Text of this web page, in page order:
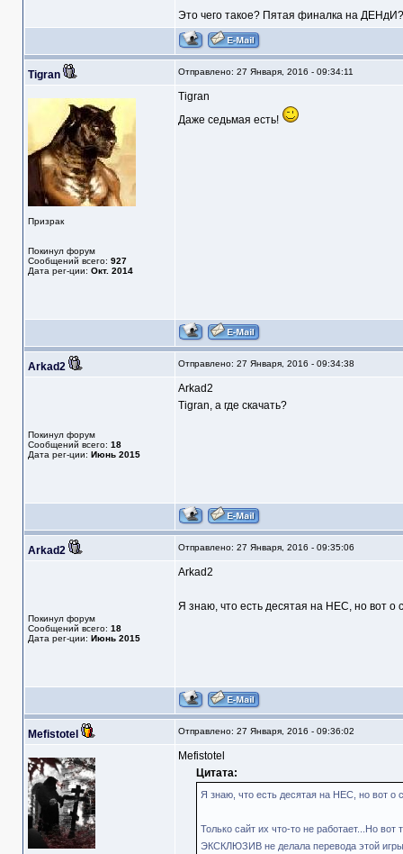
Это чего такое? Пятая финалка на
Tigran Отправлено: 27 Января, 2016 - 09:34:11
Призрак
Покинул форум
Сообщений всего: 927
Дата рег-ции: Окт. 2014
Tigran
Даже седьмая есть!
Arkad2 Отправлено: 27 Января, 2016 - 09:34:38
Покинул форум
Сообщений всего: 18
Дата рег-ции: Июнь 2015
Arkad2
Tigran, а где скачать?
Arkad2 Отправлено: 27 Января, 2016 - 09:35:06
Покинул форум
Сообщений всего: 18
Дата рег-ции: Июнь 2015
Arkad2
Я знаю, что есть десятая на НЕС, но вот о
Mefistotel Отправлено: 27 Января, 2016 - 09:36:02
Mefistotel
Цитата:
Я знаю, что есть десятая на НЕС, но вот о
Только сайт их что-то не работает...Но
ЭКСКЛЮЗИВ не делала перевода этой